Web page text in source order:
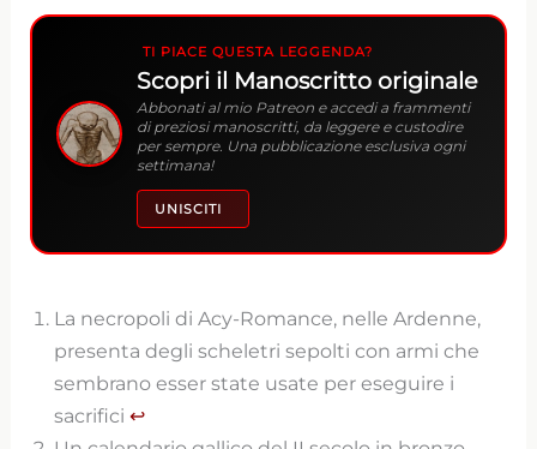
TI PIACE QUESTA LEGGENDA?
Scopri il Manoscritto originale
Abbonati al mio Patreon e accedi a frammenti
di preziosi manoscritti, da leggere e custodire
per sempre. Una pubblicazione esclusiva ogni
settimana!
UNISCITI
La necropoli di Acy-Romance, nelle Ardenne,
presenta degli scheletri sepolti con armi che
sembrano esser state usate per eseguire i
sacrifici↩︎